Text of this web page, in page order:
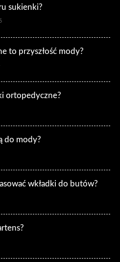
sukienki?
to przyszłość mody?
ortopedyczne?
do mody?
wkładki do butów?